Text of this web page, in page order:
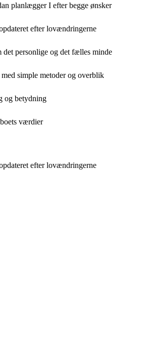
planlægger I efter begge ønsker
efter lovændringerne
det personlige og det fælles minde
simple metoder og overblik
og betydning
værdier
efter lovændringerne